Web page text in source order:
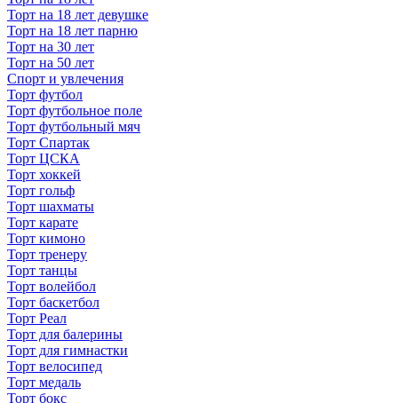
Торт на 18 лет девушке
Торт на 18 лет парню
Торт на 30 лет
Торт на 50 лет
Спорт и увлечения
Торт футбол
Торт футбольное поле
Торт футбольный мяч
Торт Спартак
Торт ЦСКА
Торт хоккей
Торт гольф
Торт шахматы
Торт карате
Торт кимоно
Торт тренеру
Торт танцы
Торт волейбол
Торт баскетбол
Торт Реал
Торт для балерины
Торт для гимнастки
Торт велосипед
Торт медаль
Торт бокс